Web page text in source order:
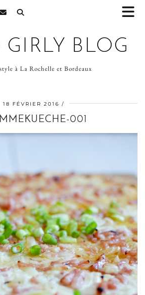
BLOG
à La Rochelle et Bordeaux
18 FÉVRIER 2016
001